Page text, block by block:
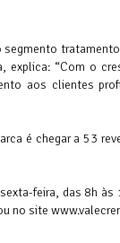
explica: “Com o
aos clientes
é chegar a 53
feira, das 8h
no site